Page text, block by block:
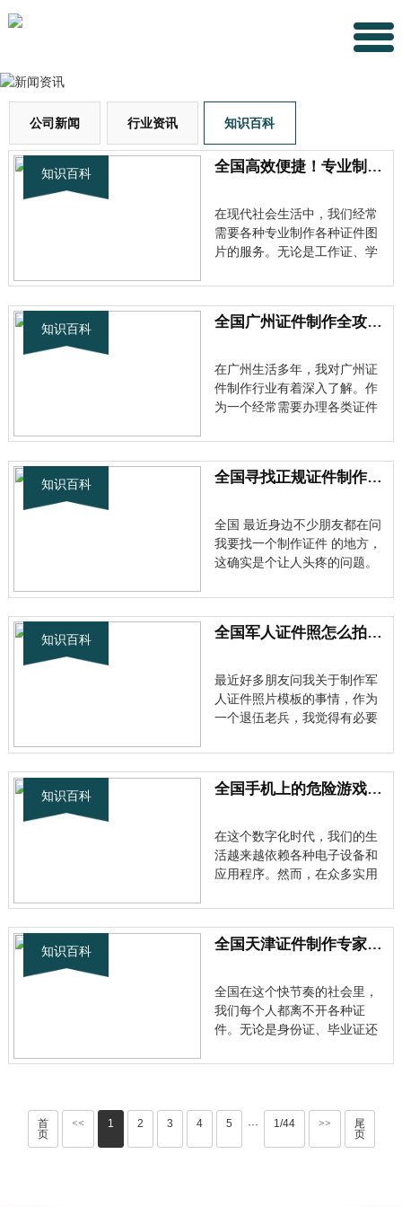
公司新闻 行业资讯 知识百科
知识百科 全国高效便捷！专业制作各种证件图片服务全解析
在现代社会生活中，我们经常
需要各种专业制作各种证件图
片的服务。无论是工作证、学
的证件照片不仅能提升个人形
象，还能给他人留下良好的第
一印象。今天就来详细了解一
证件图片制作的重要意义 随着
社会···
知识百科 全国广州证件制作全攻略：从选材到成品的全流程解析
在广州生活多年，我对广州证
件制作行业有着深入了解。作
为一个经常需要办理各类证件
就跟大家分享一下在广州制作
证件的经验和注意事项。 为什
么选择广州证件制作 广州作为
件制作产业链非常成熟。这里
聚集···
知识百科 全国寻找正规证件制作服务，避免踩坑指南全解析
全国 最近身边不少朋友都在问
我要找一个制作证件 的地方，
这确实是个让人头疼的问题。
安全，选择不当可能会带来很
大风险。 为什么需要专业证件
制作服务？生活中总有各种意
能是工作需要临时的工作证，
或者···
知识百科 全国军人证件照怎么拍？这份制作军人证件照片模板指南请收藏！
最近好多朋友问我关于制作军
人证件照片模板的事情，作为
一个退伍老兵，我觉得有必要
人证件照可不是随便拍拍就行
的，它代表着军人的形象和荣
誉，每一个细节都很重要。 什
专门的模板 全国军人证件照是
军队···
知识百科 全国手机上的危险游戏：**制作假证件软件手机版**的隐秘世界探秘
在这个数字化时代，我们的生
活越来越依赖各种电子设备和
应用程序。然而，在众多实用
人担忧的存在——制作假证件
软件手机版就是其中之一。 什
么是制作假证件软件手机版？
能够帮助用户创建看似真实的
各类···
知识百科 全国天津证件制作专家：快速办理各类证件，专业服务保障您的需求
全国在这个快节奏的社会里，
我们每个人都离不开各种证
件。无论是身份证、毕业证还
是我们在生活中不可或缺的重
津专业制作各种证件电话就是
您最可靠的帮手。 为什么选择
首
页
<< 1 2 3 4 5 ··· 1/44 >>
尾
页